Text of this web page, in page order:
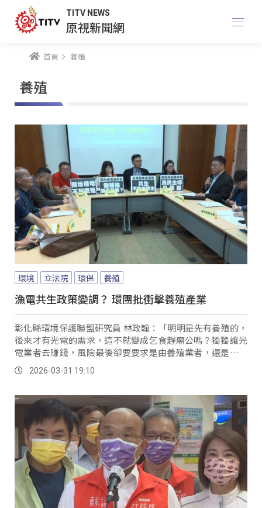
TITV NEWS
原視新聞網
首頁 養殖
養殖
環境 立法院 環保 養殖
漁電共生政策變調？ 環團批衝擊養殖產業
彰化縣環境保護聯盟研究員 林政翰：「明明是先有養殖的，
後來才有光電的需求，這不就變成乞食趕廟公嗎？獨獨讓光
電業者去賺錢，風險最後卻要要求是由養殖業者，還是養殖
協會來做，甚至是漁業署來承擔，有辦法承擔嗎？」...。
2026-03-31 19:10